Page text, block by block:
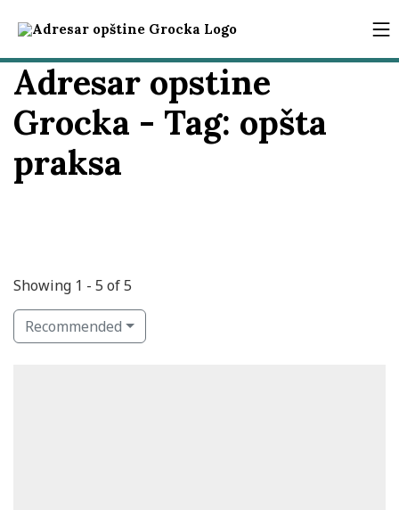
Adresar opstine
Grocka - Tag: opšta
praksa
Showing 1 - 5 of 5
Recommended